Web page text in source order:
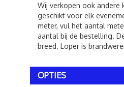
Wij verkopen ook andere
geschikt voor elk
meter, vul het aantal
aantal bij de bestelling.
breed. Loper is
OPTIES